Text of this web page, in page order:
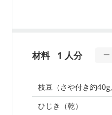
材料 1 人分
枝豆（さや付き約
ひじき（乾）